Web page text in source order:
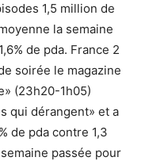
1,5 million de
la semaine
de pda. France 2
soirée le magazine
(23h20-1h05)
qui dérangent» et a
de pda contre 1,3
passée pour